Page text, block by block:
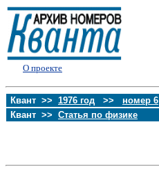
О проекте
Квант >> 1976 год >> номер 6
Квант >> Статья по физике